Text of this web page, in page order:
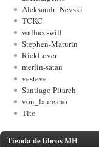
Aleksandr_Nevski
TCKC
wallace-will
Stephen-Maturin
RickLover
merlin-satan
vesteve
Santiago Pitarch
von_laureano
Tito
Tienda de libros MH